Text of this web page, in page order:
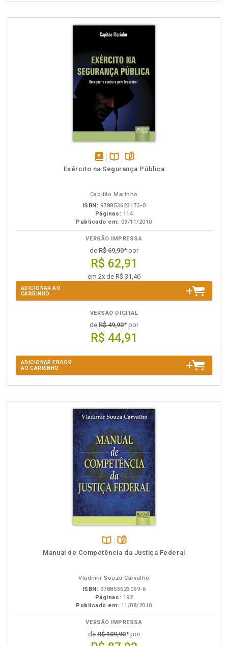
disponívelDisponível
páginas
Exército na Segurança Pública
Capitão Marinho
ISBN: 978853623173-0
Páginas: 114
Publicado em: 09/11/2010
VERSÃO IMPRESSA
de R$ 69,90* por
R$ 62,91
em 2x de R$ 31,46
ADICIONAR AO
CARRINHO
VERSÃO DIGITAL
de R$ 49,90* por
R$ 44,91
ADICIONAR EBOOK
AO CARRINHO
Disponível
páginas
Manual de Competência da Justiça Federal
Vladimir Souza Carvalho
ISBN: 978853623069-6
Páginas: 192
Publicado em: 11/08/2010
VERSÃO IMPRESSA
deR$ 109,90* por